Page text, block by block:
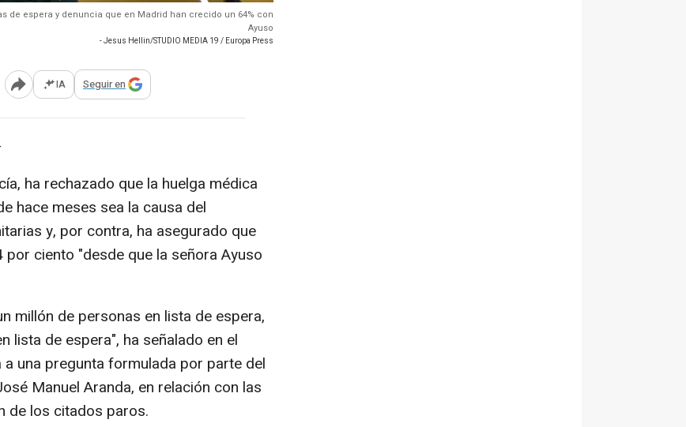
espera y denuncia que en Madrid han crecido un 64% con
Ayuso
- Jesus Hellin/STUDIO MEDIA 19 / Europa Press
Abrir opciones para compartir
IA Seguir en
ha rechazado que la huelga médica
hace meses sea la causa del
y, por contra, ha asegurado que
ciento "desde que la señora Ayuso
millón de personas en lista de espera,
lista de espera", ha señalado en el
una pregunta formulada por parte del
Manuel Aranda, en relación con las
de los citados paros.